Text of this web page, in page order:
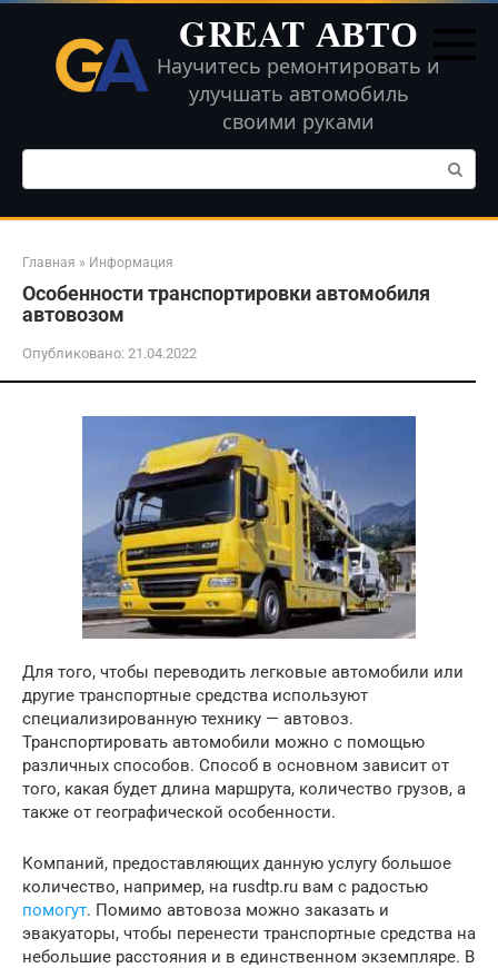
Перейти
контенту
GREAT АВТО
Научитесь ремонтировать и
улучшать автомобиль
своими руками
Поиск:
Главная » Информация
Особенности транспортировки автомобиля
автовозом
Опубликовано: 21.04.2022
Для того, чтобы переводить легковые автомобили или
другие транспортные средства используют
специализированную технику — автовоз.
Транспортировать автомобили можно с помощью
различных способов. Способ в основном зависит от
того, какая будет длина маршрута, количество грузов, а
также от географической особенности.
Компаний, предоставляющих данную услугу большое
количество, например, на rusdtp.ru вам с радостью
помогут. Помимо автовоза можно заказать и
эвакуаторы, чтобы перенести транспортные средства на
небольшие расстояния и в единственном экземпляре. В